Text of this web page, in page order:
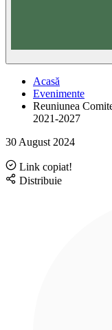
Acasă
Evenimente
Reuniunea
2021-2027
30 August 2024
Link copiat!
Distribuie